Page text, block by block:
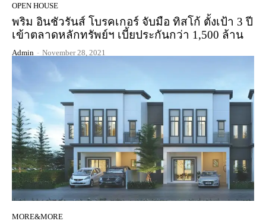
OPEN HOUSE
พริม อินชัวรันส์ โบรคเกอร์ จับมือ ทิสโก้ ตั้งเป้า 3 ปี
เข้าตลาดหลักทรัพย์ฯ เบี้ยประกันกว่า 1,500 ล้าน
Admin - November 28, 2021
MORE&MORE